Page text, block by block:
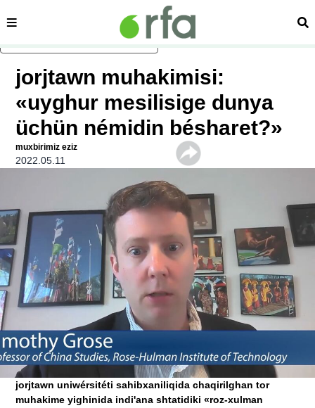
asasliq mezmungha atlang
sehipe
jorjtawn muhakimisi:
«uyghur mesilisige dunya
üchün némidin bésharet?»
muxbirimiz eziz
2022.05.11
jorjtawn uniwérsitéti sahibxaniliqida chaqirilghan tor
muhakime yighinida indi'ana shtatidiki «roz-xulman